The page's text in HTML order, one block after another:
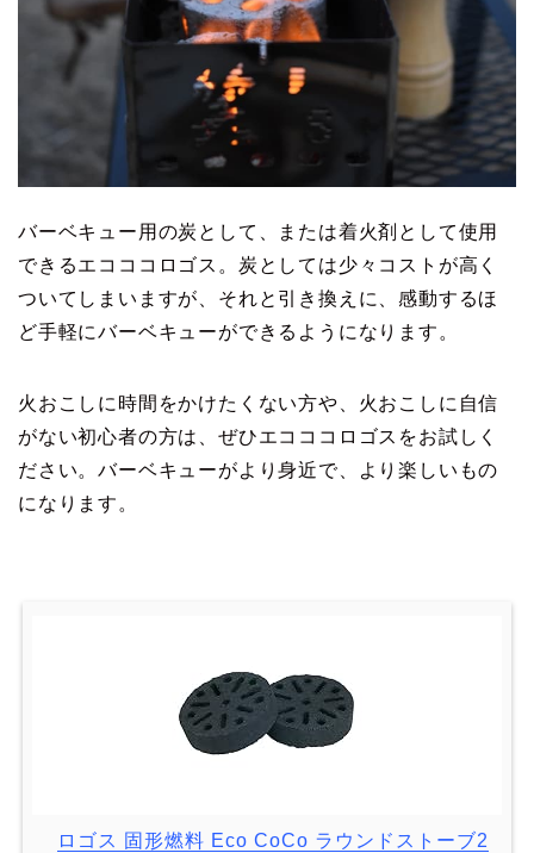
バーベキュー用の炭として、または着火剤として使用
できるエコココロゴス。炭としては少々コストが高く
ついてしまいますが、それと引き換えに、感動するほ
ど手軽にバーベキューができるようになります。
火おこしに時間をかけたくない方や、火おこしに自信
がない初心者の方は、ぜひエコココロゴスをお試しく
ださい。バーベキューがより身近で、より楽しいもの
になります。
ロゴス 固形燃料 Eco CoCo ラウンドストーブ2